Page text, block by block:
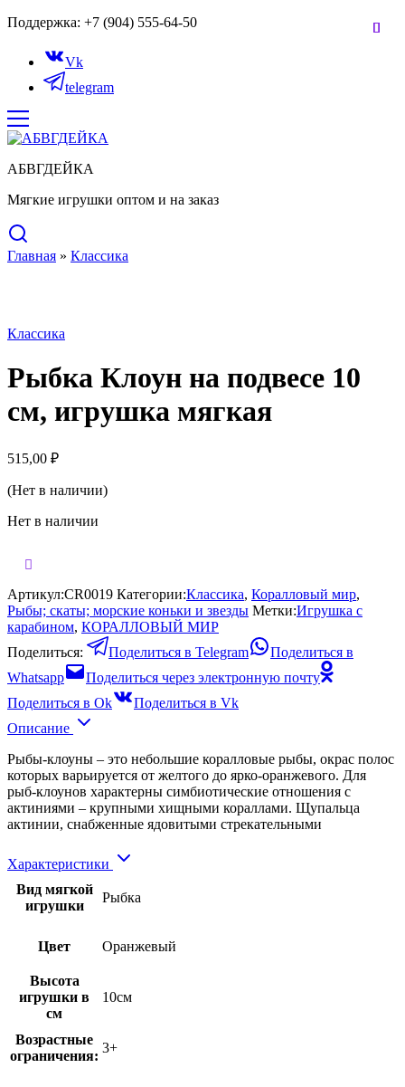
Поддержка: +7 (904) 555-64-50
Vk
telegram
АБВГДЕЙКА
Мягкие игрушки оптом и на заказ
Главная » Классика
Классика
Рыбка Клоун на подвесе 10
см, игрушка мягкая
515,00 ₽
(Нет в наличии)
Нет в наличии
Артикул:CR0019 Категории:Классика, Коралловый мир,
Рыбы; скаты; морские коньки и звезды Метки:Игрушка с
карабином, КОРАЛЛОВЫЙ МИР
Поделиться:
Поделиться в Telegram
Поделиться в
Whatsapp
Поделиться через электронную почту
Поделиться в Ok
Поделиться в Vk
Описание
Рыбы-клоуны – это небольшие коралловые рыбы, окрас полос
которых варьируется от желтого до ярко-оранжевого. Для
рыб-клоунов характерны симбиотические отношения с
актиниями – крупными хищными кораллами. Щупальца
актинии, снабженные ядовитыми стрекательными
Характеристики
Вид мягкой
игрушки
Рыбка
Цвет Оранжевый
Высота
игрушки в
см
10см
Возрастные
ограничения:
3+